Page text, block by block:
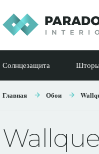
Солнцезащита
Главная Обои